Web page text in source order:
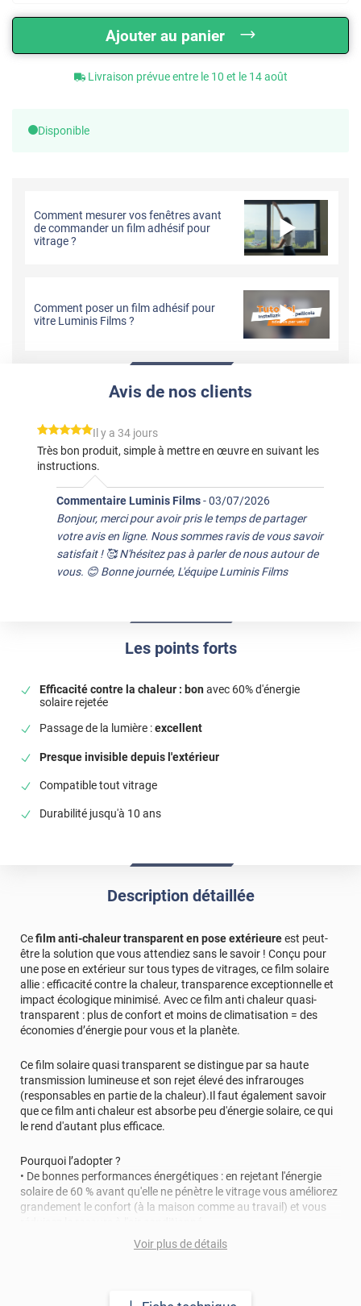
Ajouter au panier
Livraison prévue entre le 10 et le 14 août
Disponible
Comment mesurer vos fenêtres avant
de commander un film adhésif pour
vitrage ?
Comment poser un film adhésif pour
vitre Luminis Films ?
Les points forts
Efficacité contre la chaleur : bonavec 60% d'énergie
solaire rejetée
Passage de la lumière :excellent
Presque invisible depuis l'extérieur
Compatible tout vitrage
Durabilité jusqu'à 10 ans
Avis de nos clients
*****
Il y a 34 jours
Très bon produit, simple à mettre en œuvre en suivant les
instructions.
Commentaire Luminis Films-03/07/2026
Bonjour, merci pour avoir pris le temps de partager
votre avis en ligne. Nous sommes ravis de vous savoir
satisfait ! 🥰 N'hésitez pas à parler de nous autour de
vous. 😊 Bonne journée, L'équipe Luminis Films
Description détaillée
Cefilm anti-chaleur transparent en pose extérieureest peut-
être la solution que vous attendiez sans le savoir ! Conçu pour
une pose en extérieur sur tous types de vitrages, ce film solaire
allie : efficacité contre la chaleur, transparence exceptionnelle et
impact écologique minimisé. Avec ce film anti chaleur quasi-
transparent : plus de confort et moins de climatisation = des
économies d’énergie pour vous et la planète.
Ce film solaire quasi transparent se distingue par sa haute
transmission lumineuse et son rejet élevé des infrarouges
(responsables en partie de la chaleur).Il faut également savoir
que ce film anti chaleur est absorbe peu d'énergie solaire, ce qui
le rend d'autant plus efficace.
Pourquoi l’adopter ?
• De bonnes performances énergétiques : en rejetant l'énergie
solaire de 60 % avant qu'elle ne pénètre le vitrage vous améliorez
grandement le confort (à la maison comme au travail) et vous
• Une très bonne transparence : presque invisible, ce film anti
chaleur permet de préserver l'apparence naturelle du vitrage et
diminuer votre empreinte carbone
Voir plus de détails